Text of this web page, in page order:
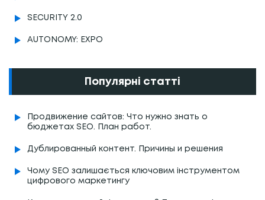
SECURITY 2.0
AUTONOMY: EXPO
Популярні статті
Продвижение сайтов: Что нужно знать о
бюджетах SEO. План работ.
Дублированный контент. Причины и решения
Чому SEO залишається ключовим інструментом
цифрового маркетингу